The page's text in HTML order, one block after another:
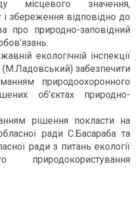
місцевого значення,
і збереження відповідно до
про природно-заповідний
екологічній інспекції
(М.Ладовський) забезпечити
природоохоронного
об’єктах природно-
рішення покласти на
ради С.Басараба та
ради з питань екології
природокористування